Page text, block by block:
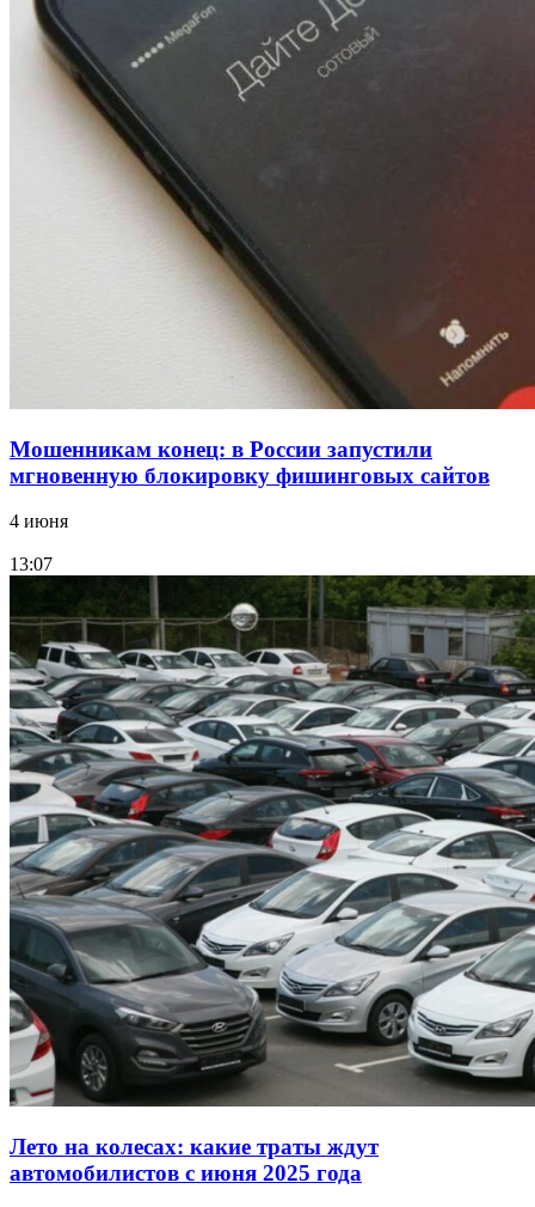
12:39
Сладкий праздник в Волгограде: в Центральном
парке прошёл фестиваль „Арбузный переполох“
Волгоградские компании нарастили экспорт:
заключены контракты на 3,6 млн долларов
Мошенникам конец: в России запустили
мгновенную блокировку фишинговых сайтов
4 июня
13:07
Лето на колесах: какие траты ждут
автомобилистов с июня 2025 года